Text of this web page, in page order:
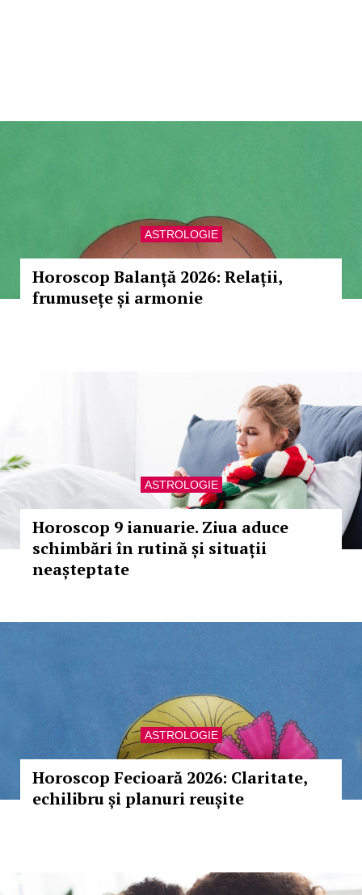
ASTROLOGIE
Horoscop Balanță 2026: Relații,
frumusețe și armonie
ASTROLOGIE
Horoscop 9 ianuarie. Ziua aduce
schimbări în rutină și situații
neașteptate
ASTROLOGIE
Horoscop Fecioară 2026: Claritate,
echilibru și planuri reușite